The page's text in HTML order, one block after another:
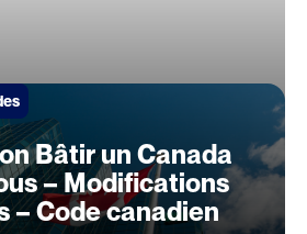
Bâtir un Canada
– Modifications
– Code canadien